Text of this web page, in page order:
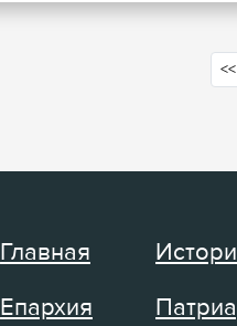
<<
Главная
Епархия